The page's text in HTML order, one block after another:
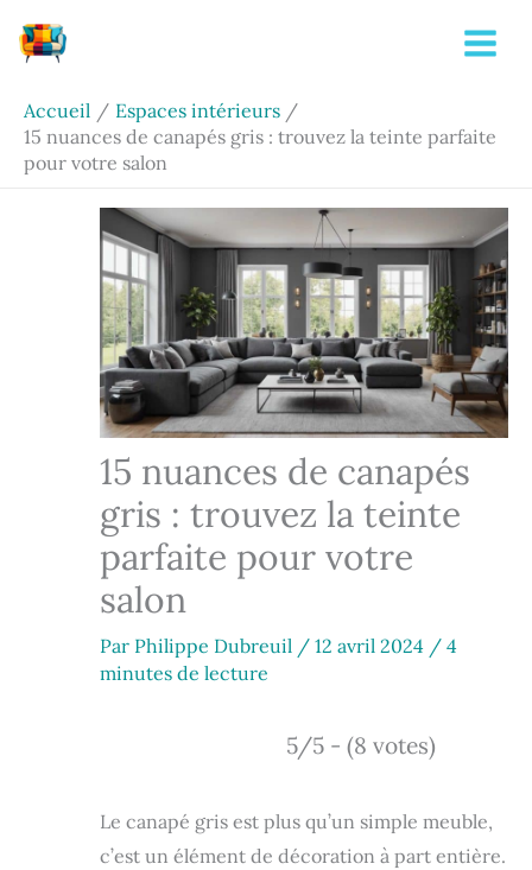
au
Accueil
Espaces intérieurs
15 nuances de canapés gris : trouvez la teinte parfaite
pour votre salon
15 nuances de canapés
gris : trouvez la teinte
parfaite pour votre
salon
Par Philippe Dubreuil / 12 avril 2024 / 4
minutes de lecture
5/5 - (8 votes)
Le canapé gris est plus qu’un simple meuble,
c’est un élément de décoration à part entière.
Rechercher